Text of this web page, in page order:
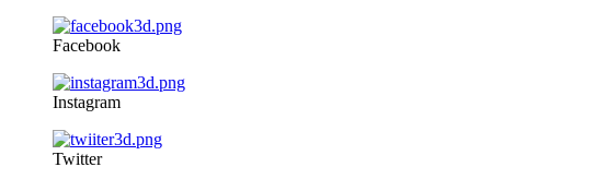
Facebook
Instagram
Twitter